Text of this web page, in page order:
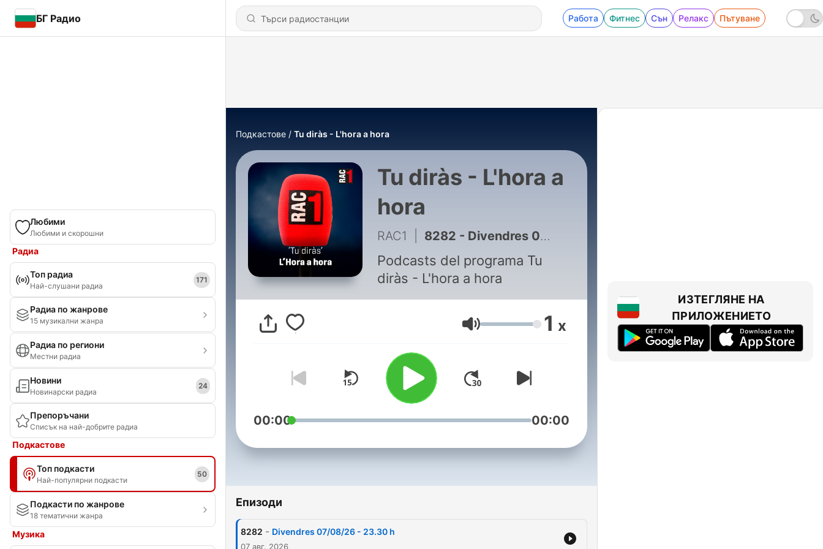
БГ Радио Работа Фитнес Сън Релакс Пътуване
Любими
Любими и скорошни
Радиа
Топ радиа
Най-слушани радиа
171
Радиа по жанрове
15 музикални жанра
Радиа по региони
Местни радиа
Новини
Новинарски радиа
24
Препоръчани
Списък на най-добрите радиа
Подкастове
Топ подкасти
Най-популярни подкасти
50
Подкасти по жанрове
18 тематични жанра
Музика
Подкастове Tu diràs - L'hora a hora
Tu diràs - L'hora a
hora
RAC1 8282 - Divendres 07/08/26 - 23.30 h
Podcasts del programa Tu
diràs - L'hora a hora
Сила на звука 1 x
00:00 00:00
Епизоди
8282 - Divendres 07/08/26 - 23.30 h
07 авг. 2026
ИЗТЕГЛЯНЕ НА
ПРИЛОЖЕНИЕТО